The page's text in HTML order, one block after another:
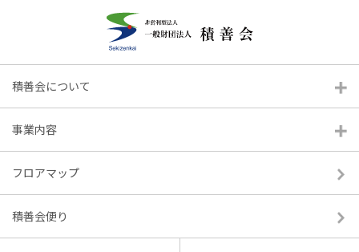
積善会便り(あじさい号)
2016.07.01
積善会について
事業内容
フロアマップ
積善会便り